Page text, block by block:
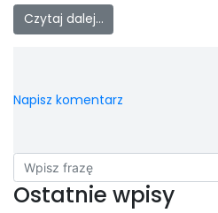
Czytaj dalej…
Napisz komentarz
Szukaj
Ostatnie wpisy